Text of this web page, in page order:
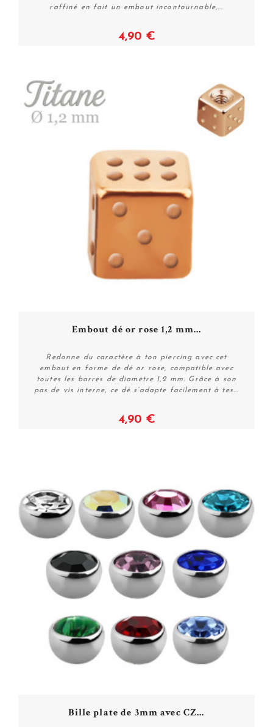
Voir
raffiné en fait un embout incontournable,...
4,90 €
Voir
Embout dé or rose 1,2 mm...
Redonne du caractère à ton piercing avec cet
embout en forme de dé or rose, compatible avec
toutes les barres de diamètre 1,2 mm. Grâce à son
pas de vis interne, ce dé s’adapte facilement à tes...
4,90 €
Bille plate de 3mm avec CZ...